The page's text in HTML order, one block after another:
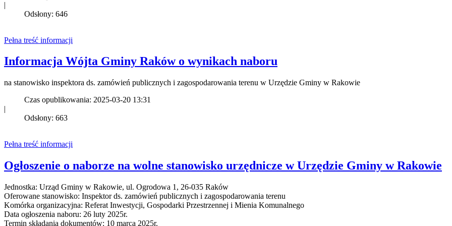
|
Odsłony: 646
Pełna treść informacji
Informacja Wójta Gminy Raków o wynikach naboru
na stanowisko inspektora ds. zamówień publicznych i zagospodarowania terenu w Urzędzie Gminy w Rakowie
Czas opublikowania: 2025-03-20 13:31
|
Odsłony: 663
Pełna treść informacji
Ogłoszenie o naborze na wolne stanowisko urzędnicze w Urzędzie Gminy w Rakowie
Jednostka: Urząd Gminy w Rakowie, ul. Ogrodowa 1, 26-035 Raków
Oferowane stanowisko: Inspektor ds. zamówień publicznych i zagospodarowania terenu
Komórka organizacyjna: Referat Inwestycji, Gospodarki Przestrzennej i Mienia Komunalnego
Data ogłoszenia naboru: 26 luty 2025r.
Termin składania dokumentów: 10 marca 2025r.